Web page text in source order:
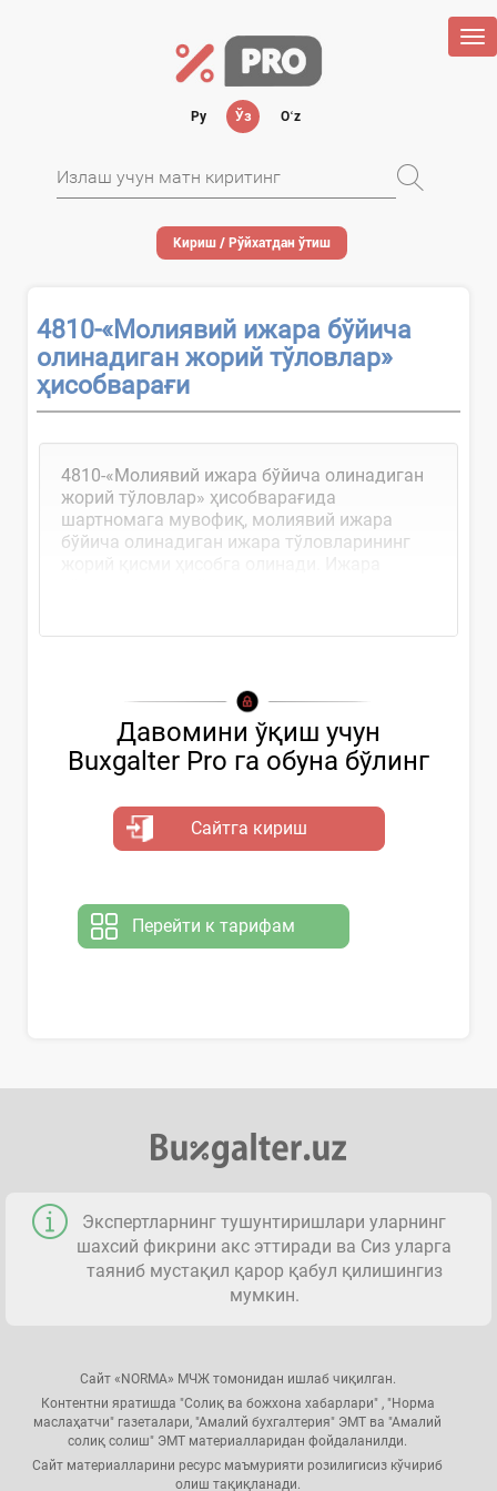
Ру Ўз Oʻz
Кириш / Рўйхатдан ўтиш
4810-«Молиявий ижара бўйича
олинадиган жорий тўловлар»
ҳисобварағи
4810-«Молиявий ижара бўйича олинадиган
жорий тўловлар» ҳисобварағида
шартномага мувофиқ, молиявий ижара
бўйича олинадиган ижара тўловларининг
Давомини ўқиш учун
Buxgalter Pro га обуна бўлинг
Сайтга кириш
Перейти к тарифам
Экспертларнинг тушунтиришлари уларнинг
шахсий фикрини акс эттиради ва Сиз уларга
таяниб мустақил қарор қабул қилишингиз
мумкин.
Сайт «NORMA» МЧЖ томонидан ишлаб чиқилган.
Контентни яратишда "Солиқ ва божхона хабарлари" , "Норма
маслаҳатчи" газеталари, "Амалий бухгалтерия" ЭМТ ва "Амалий
солиқ солиш" ЭМТ материалларидан фойдаланилди.
Сайт материалларини ресурс маъмурияти розилигисиз кўчириб
олиш тақиқланади.